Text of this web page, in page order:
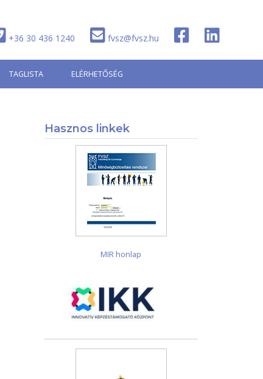
+36 30 436 1240 fvsz@fvsz.hu
TAGLISTA ELÉRHETŐSÉG
Hasznos linkek
MIR honlap